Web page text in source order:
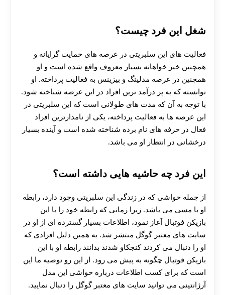
شغل این فرد چیست؟
فعالیت های این سلبریتی در عرصه های حمایت گرایانه و
همچنین خیر خواهانه بسیار معروف واقع شده است و او
همچنین در عرصه مدلینگ و بیزینس به فعالیت پرداخته. او
توانسته که به پر درآمد ترین افراد در این عرصه شناخته شود.
با توجه به آن که مدت های طولانی است که این سلبریتی در
این عرصه ها به فعالیت پرداخته، یکی از نامدارترین افراد
فعال در حرفه های نام برده شناخته شده است و آینده بسیار
درخشانی در انتظار او می باشد.
این فرد چه حاشیه هایی داشته است؟
از جمله حواشی که در زندگی این سلبریتی وجود دارد، رابطه
او با مسی می باشد. زیرا زمانی که رابطه خود را با این
بازیکن فوتبال آغاز نمود، اطلاعات بسیار گسترده‌ ای از او در
سایت های معتبر گوگل منتشر شد. به همین دلیل افرادی که
او را دنبال می‌ کردند کنجکاو شدند بدانند رابطه او با این
بازیکن فوتبال چگونه به پیش می‌ رود. از این رو توصیه ما این
است که برای کسب اطلاعات درباره حواشی این مدل
آرژانتینی می توانید سایت های معتبر گوگل را دنبال نمایید.